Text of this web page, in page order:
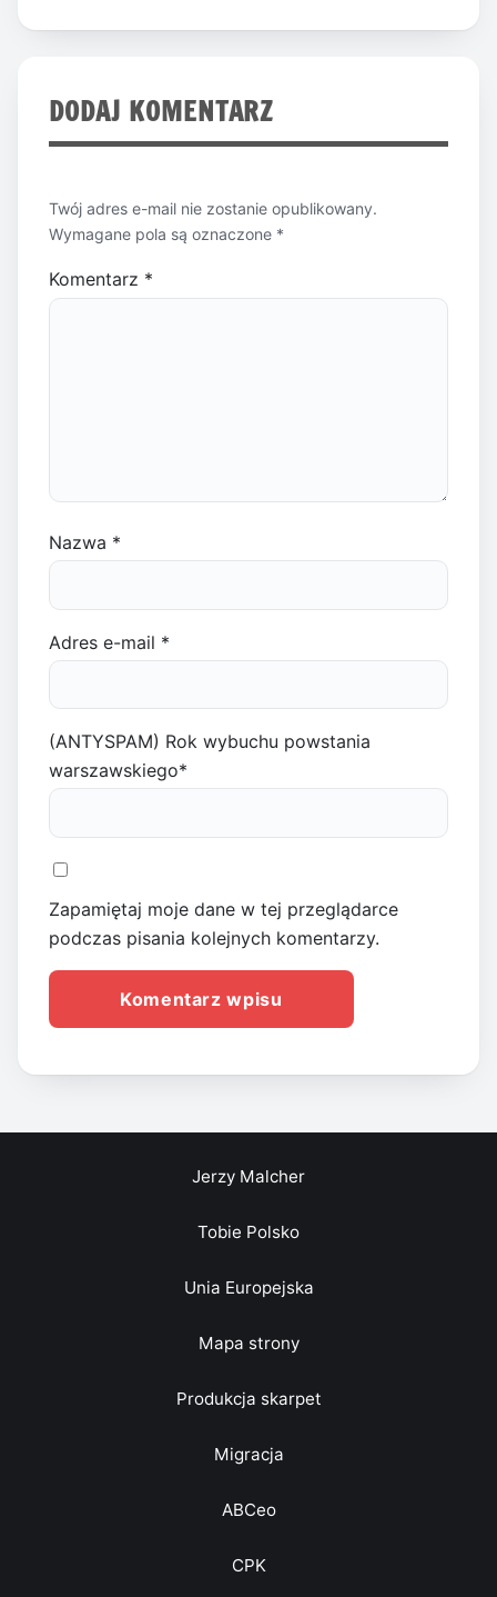
DODAJ KOMENTARZ
Twój adres e-mail nie zostanie opublikowany.
Wymagane pola są oznaczone *
Komentarz *
Nazwa *
Adres e-mail *
(ANTYSPAM) Rok wybuchu powstania
warszawskiego*
Zapamiętaj moje dane w tej przeglądarce
podczas pisania kolejnych komentarzy.
Jerzy Malcher
Tobie Polsko
Unia Europejska
Mapa strony
Produkcja skarpet
Migracja
ABCeo
CPK